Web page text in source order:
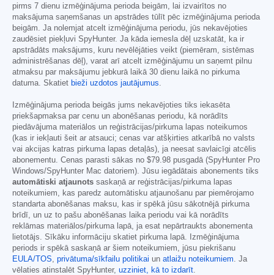
pirms 7 dienu izmēģinājuma perioda beigām, lai izvairītos no
maksājuma saņemšanas un apstrādes tūlīt pēc izmēģinājuma perioda
beigām. Ja nolemjat atcelt izmēģinājuma periodu, jūs nekavējoties
zaudēsiet piekļuvi SpyHunter. Ja kāda iemesla dēļ uzskatāt, ka ir
apstrādāts maksājums, kuru nevēlējāties veikt (piemēram, sistēmas
administrēšanas dēļ), varat arī atcelt izmēģinājumu un saņemt pilnu
atmaksu par maksājumu jebkurā laikā 30 dienu laikā no pirkuma
datuma. Skatiet bieži uzdotos jautājumus
Izmēģinājuma perioda beigās jums nekavējoties tiks iekasēta
priekšapmaksa par cenu un abonēšanas periodu, kā norādīts
piedāvājuma materiālos un reģistrācijas/pirkuma lapas noteikumos
(kas ir iekļauti šeit ar atsauci; cenas var atšķirties atkarībā no valsts
vai akcijas katras pirkuma lapas detaļās), ja neesat savlaicīgi atcēlis
abonementu. Cenas parasti sākas no $79.98 pusgadā (SpyHunter Pro
Windows/SpyHunter Mac datoriem). Jūsu iegādātais abonements tiks
automātiski atjaunots saskaņā ar reģistrācijas/pirkuma lapas
noteikumiem, kas paredz automātisku atjaunošanu par piemērojamo
standarta abonēšanas maksu, kas ir spēkā jūsu sākotnējā pirkuma
brīdī, un uz to pašu abonēšanas laika periodu vai kā norādīts
reklāmas materiālos/pirkuma lapā, ja esat nepārtraukts abonementa
lietotājs. Sīkāku informāciju skatiet pirkuma lapā. Izmēģinājuma
periods ir spēkā saskaņā ar šiem noteikumiem, jūsu piekrišanu
EULA/TOS
privātuma/sīkfailu politikai un atlaižu noteikumiem . Ja
vēlaties atinstalēt SpyHunter, uzziniet, kā to izdarīt